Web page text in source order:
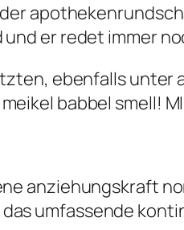
er redet immer
ebenfalls
babbel smell!
anziehungskraft
umfassende